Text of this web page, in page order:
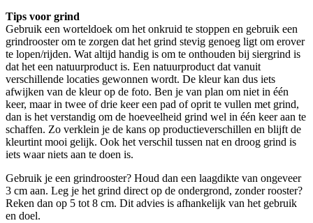
Tips voor grind
Gebruik een worteldoek om het onkruid te stoppen en gebruik een
grindrooster om te zorgen dat het grind stevig genoeg ligt om erover
te lopen/rijden. Wat altijd handig is om te onthouden bij siergrind is
dat het een natuurproduct is. Een natuurproduct dat vanuit
verschillende locaties gewonnen wordt. De kleur kan dus iets
afwijken van de kleur op de foto. Ben je van plan om niet in één
keer, maar in twee of drie keer een pad of oprit te vullen met grind,
dan is het verstandig om de hoeveelheid grind wel in één keer aan te
schaffen. Zo verklein je de kans op productieverschillen en blijft de
kleurtint mooi gelijk. Ook het verschil tussen nat en droog grind is
iets waar niets aan te doen is.
Gebruik je een grindrooster? Houd dan een laagdikte van ongeveer
3 cm aan. Leg je het grind direct op de ondergrond, zonder rooster?
Reken dan op 5 tot 8 cm. Dit advies is afhankelijk van het gebruik
en doel.